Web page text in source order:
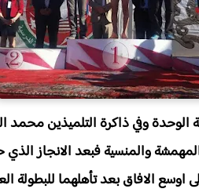
راسخ في ذاكرة ثانوية الوحدة وفي ذاكرة
والمنسية فبعد الانجاز
الافاق بعد تأهلهما للبطولة